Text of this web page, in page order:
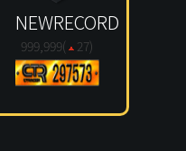
NEWRECORD
999,999( 27)